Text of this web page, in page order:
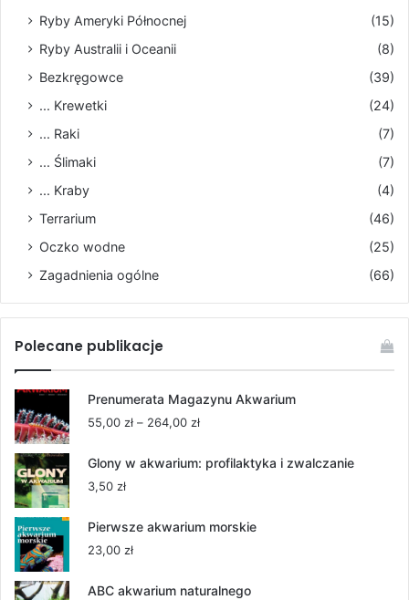
Ryby Ameryki Północnej
(15)
Ryby Australii i Oceanii
(8)
Bezkręgowce
(39)
... Krewetki
(24)
... Raki
(7)
... Ślimaki
(7)
... Kraby
(4)
Terrarium
(46)
Oczko wodne
(25)
Zagadnienia ogólne
(66)
Polecane publikacje
Prenumerata Magazynu Akwarium
55,00 zł – 264,00 złZakres
od
Glony w akwarium: profilaktyka i zwalczanie
3,50 zł
Pierwsze akwarium morskie
23,00 zł
ABC akwarium naturalnego